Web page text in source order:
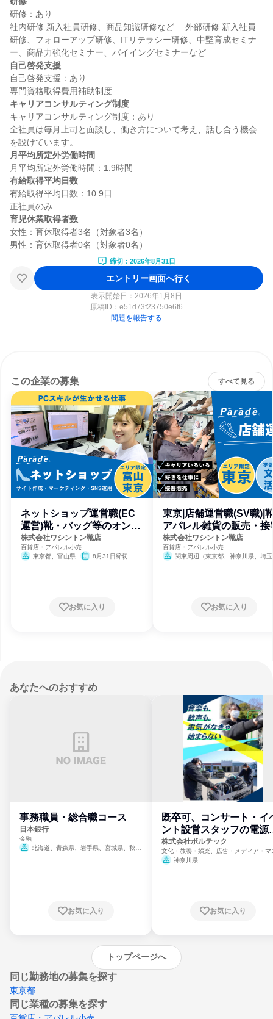
研修：あり
社内研修 新入社員研修、商品知識研修など 　外部研修 新入社員
研修、フォローアップ研修、ITリテラシー研修、中堅育成セミナ
自己啓発支援
自己啓発支援：あり
キャリアコンサルティング制度
キャリアコンサルティング制度：あり
全社員は毎月上司と面談し、働き方について考え、話し合う機会
月平均所定外労働時間
有給取得平均日数
有給取得平均日数：10.9日
育児休業取得者数
女性：育休取得者3名（対象者3名）
締切：2026年8月31日
エントリー画面へ行く
表示開始日：2026年1月8日
原稿ID： e51d73f23750e6f6
問題を報告する
この企業の募集 すべて見る
ネットショップ運営職(EC
運営)靴・バッグ等のオンラ
イン販売
株式会社ワシントン靴店
百貨店・アパレル小売
東京都、富山県
8月31日締切
お気に入り
東京|店舗運営職(SV職)|
アパレル雑貨の販売・接
株式会社ワシントン靴店
百貨店・アパレル小売
関東周辺（東京都、神奈川県、埼玉
お気に入り
あなたへのおすすめ
事務職員・総合職コース
日本銀行
金融
北海道、青森県、岩手県、宮城県、秋田
崎県、熊本県、大分県、宮崎県、鹿児島県、
お気に入り
既卒可、コンサート・イ
ント設営スタッフの電源
門
株式会社ボルテック
文化・教養・娯楽、広告・メディア・マ
ミ、電力・ガス・水道・エネルギー
神奈川県
お気に入り
トップページへ
同じ勤務地の募集を探す
東京都
同じ業種の募集を探す